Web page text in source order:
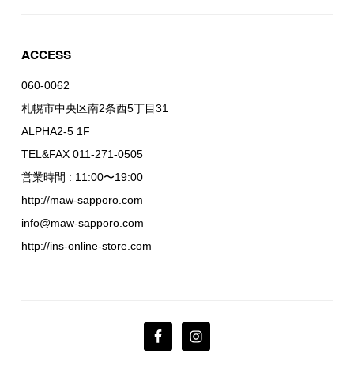
ACCESS
060-0062
札幌市中央区南2条西5丁目31
ALPHA2-5 1F
TEL&FAX 011-271-0505
営業時間 : 11:00〜19:00
http://maw-sapporo.com
info@maw-sapporo.com
http://ins-online-store.com